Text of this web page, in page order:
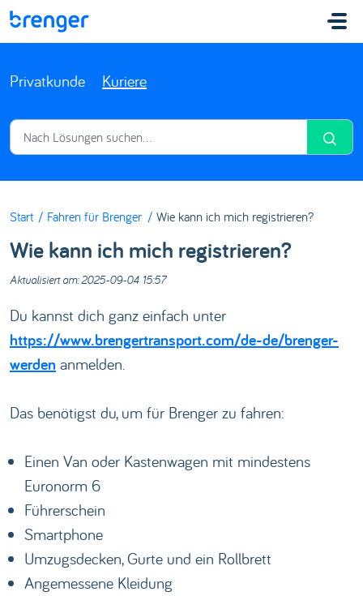
Privatkunde Kuriere
Start Fahren für Brenger Wie kann ich mich registrieren?
Wie kann ich mich registrieren?
Aktualisiert am: 2025-09-04 15:57
Du kannst dich ganz einfach unter
https://www.brengertransport.com/de-de/brenger-
werden anmelden.
Das benötigst du, um für Brenger zu fahren:
Einen Van oder Kastenwagen mit mindestens
Euronorm 6
Führerschein
Smartphone
Umzugsdecken, Gurte und ein Rollbrett
Angemessene Kleidung